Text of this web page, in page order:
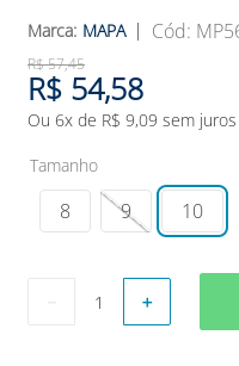
MAPA :
R$57,45
R$ 54,58
Ou 6x de R$ 9,09 sem juros
Tamanho
8 9 10
＋